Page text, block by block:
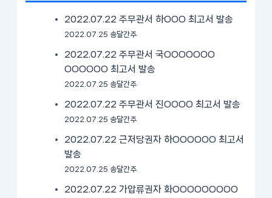
2022.07.22 주무관서 하OOO 최고서 발송
2022.07.25 송달간주
2022.07.22 주무관서 국OOOOOOO
OOOOOO 최고서 발송
2022.07.25 송달간주
2022.07.22 주무관서 진OOOO 최고서 발송
2022.07.25 송달간주
2022.07.22 근저당권자 하OOOOOO 최고서
발송
2022.07.25 송달간주
2022.07.22 가압류권자 화OOOOOOOOO